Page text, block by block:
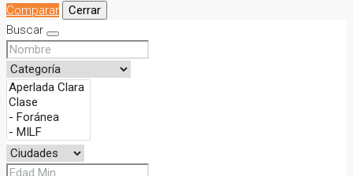
Comparar
Cerrar
Buscar